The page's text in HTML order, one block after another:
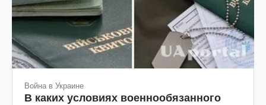
Война в Украине
В каких условиях военнообязанного